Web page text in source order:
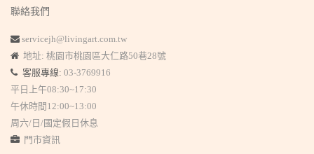
聯絡我們
servicejh@livingart.com.tw
地址: 桃園市桃園區大仁路50巷28號
客服專線: 03-3769916
平日上午08:30~17:30
午休時間12:00~13:00
周六/日/國定假日休息
門市資訊